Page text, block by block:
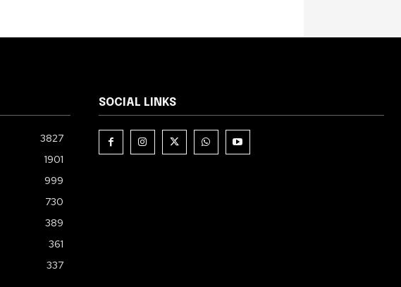
3827
1901
999
730
389
361
337
SOCIAL LINKS